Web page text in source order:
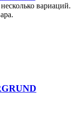
вариаций.